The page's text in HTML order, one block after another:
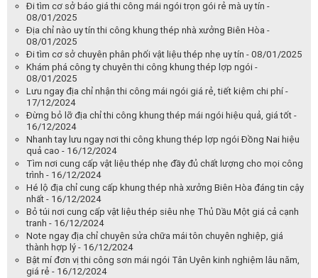
Đi tìm cơ sở báo giá thi công mái ngói trọn gói rẻ mà uy tín -
08/01/2025
Địa chỉ nào uy tín thi công khung thép nhà xưởng Biên Hòa -
08/01/2025
Đi tìm cơ sở chuyên phân phối vật liệu thép nhẹ uy tín - 08/01/2025
Khám phá công ty chuyên thi công khung thép lợp ngói -
08/01/2025
Lưu ngay địa chỉ nhận thi công mái ngói giá rẻ, tiết kiệm chi phí -
17/12/2024
Đừng bỏ lỡ địa chỉ thi công khung thép mái ngói hiệu quả, giá tốt -
16/12/2024
Nhanh tay lưu ngay nơi thi công khung thép lợp ngói Đồng Nai hiệu
quả cao - 16/12/2024
Tìm nơi cung cấp vật liệu thép nhẹ đầy đủ chất lượng cho mọi công
trình - 16/12/2024
Hé lộ địa chỉ cung cấp khung thép nhà xưởng Biên Hòa đáng tin cậy
nhất - 16/12/2024
Bỏ túi nơi cung cấp vật liệu thép siêu nhẹ Thủ Dầu Một giá cả cạnh
tranh - 16/12/2024
Note ngay địa chỉ chuyên sửa chữa mái tôn chuyên nghiệp, giá
thành hợp lý - 16/12/2024
Bật mí đơn vị thi công sơn mái ngói Tân Uyên kinh nghiệm lâu năm,
giá rẻ - 16/12/2024